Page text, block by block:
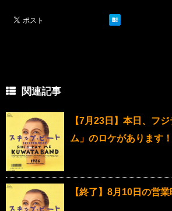
関連記事
【7月23日】本日、フ
ム」のロケがあります！
【終了】8月10日の営